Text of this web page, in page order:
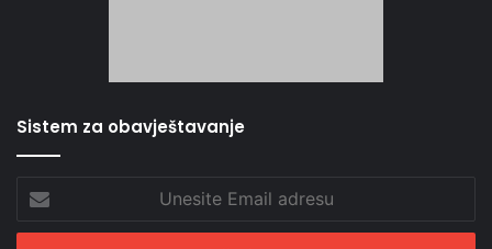
Sistem za obavještavanje
Email
adresu